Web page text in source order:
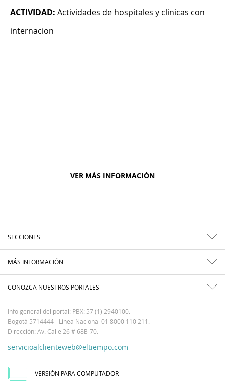
ACTIVIDAD: Actividades de hospitales y clinicas con
internacion
VER MÁS INFORMACIÓN
SECCIONES
MÁS INFORMACIÓN
CONOZCA NUESTROS PORTALES
Info general del portal: PBX: 57 (1) 2940100.
Bogotá 5714444 - Línea Nacional 01 8000 110 211.
Dirección: Av. Calle 26 # 68B-70.
servicioalclienteweb@eltiempo.com
VERSIÓN PARA COMPUTADOR